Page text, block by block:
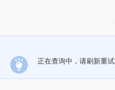
正在查询中，请刷新重试